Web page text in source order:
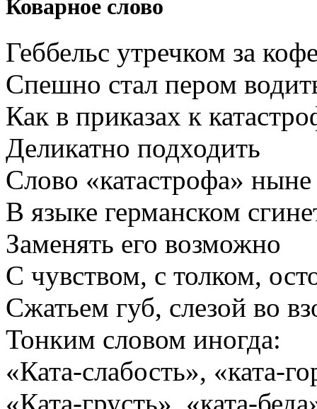
Коварное слово
Геббельс утречком за
Спешно стал пером
Как в приказах к
Деликатно подходить
Слово «катастрофа» ныне
В языке германском
Заменять его возможно
С чувством, с толком,
Сжатьем губ, слезой во
Тонким словом иногда:
«Ката-слабость», «ката-
«Ката-грусть», «ката-